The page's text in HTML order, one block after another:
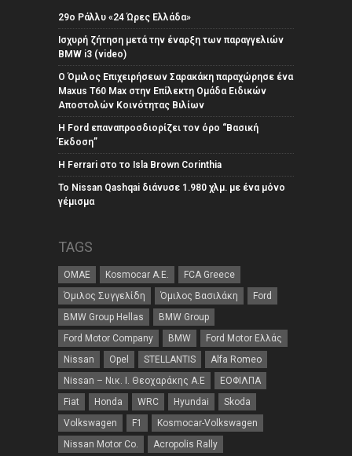
29ο Ράλλυ «24 Ώρες Ελλάδα»
Ισχυρή ζήτηση μετά την έναρξη των παραγγελιών
BMW i3 (video)
Ο Όμιλος Επιχειρήσεων Σαρακάκη παραχώρησε ένα
Maxus T60 Max στην Επίλεκτη Ομάδα Ειδικών
Αποστολών Κοινότητας Βιλίων
Η Ford επαναπροσδιορίζει τον όρο “Βασική
Έκδοση”
Η Ferrari στο το Isla Brown Corinthia
Το Nissan Qashqai διάνυσε 1.980 χλμ. με ένα μόνο
γέμισμα
TAGS
ΟΜΑΕ Kosmocar Α.Ε.
FCA Greece
Όμιλος Συγγελίδη
Όμιλος Βασιλάκη
Ford
BMW Group Hellas
BMW Group
Ford Motor Company
BMW
Ford Motor Ελλάς
Nissan
Opel STELLANTIS
Alfa Romeo
Nissan – Νικ. Ι. Θεοχαράκης Α.Ε
ΕΟΦΙΛΠΑ
Fiat
Honda WRC Hyundai
Skoda
Volkswagen
F1
Kosmocar-Volkswagen
Nissan Motor Co.
Acropolis Rally